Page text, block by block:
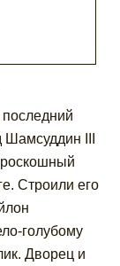
последний
III
роскошный
Строили его
голубому
Дворец и